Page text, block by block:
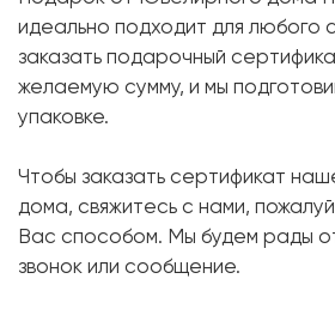
идеально подходит для любого
заказать подарочный
желаемую сумму, и мы
упаковке.
Чтобы заказать сертификат
дома, свяжитесь с нами,
Вас способом. Мы будем рады
звонок или сообщение.